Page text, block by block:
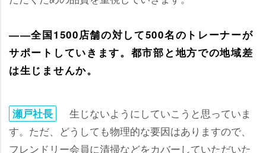
――全国1500店舗の対して500名のトレーナーが
サポートしていきます。都市部と地方での地域差
は生じませんか。
瀬戸社長
生じないようにしていこうと思っていま
す。ただ、どうしても物理的な要因はありますので、
フレンドリー会員に清掃などをカバーしていただいた